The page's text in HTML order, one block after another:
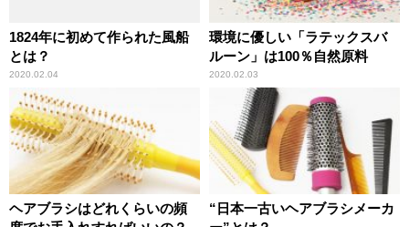
1824年に初めて作られた風船
とは？
2020.02.04
環境に優しい「ラテックスバ
ルーン」は100％自然原料
2020.02.03
ヘアブラシはどれくらいの頻
“日本一古いヘアブラシメーカ